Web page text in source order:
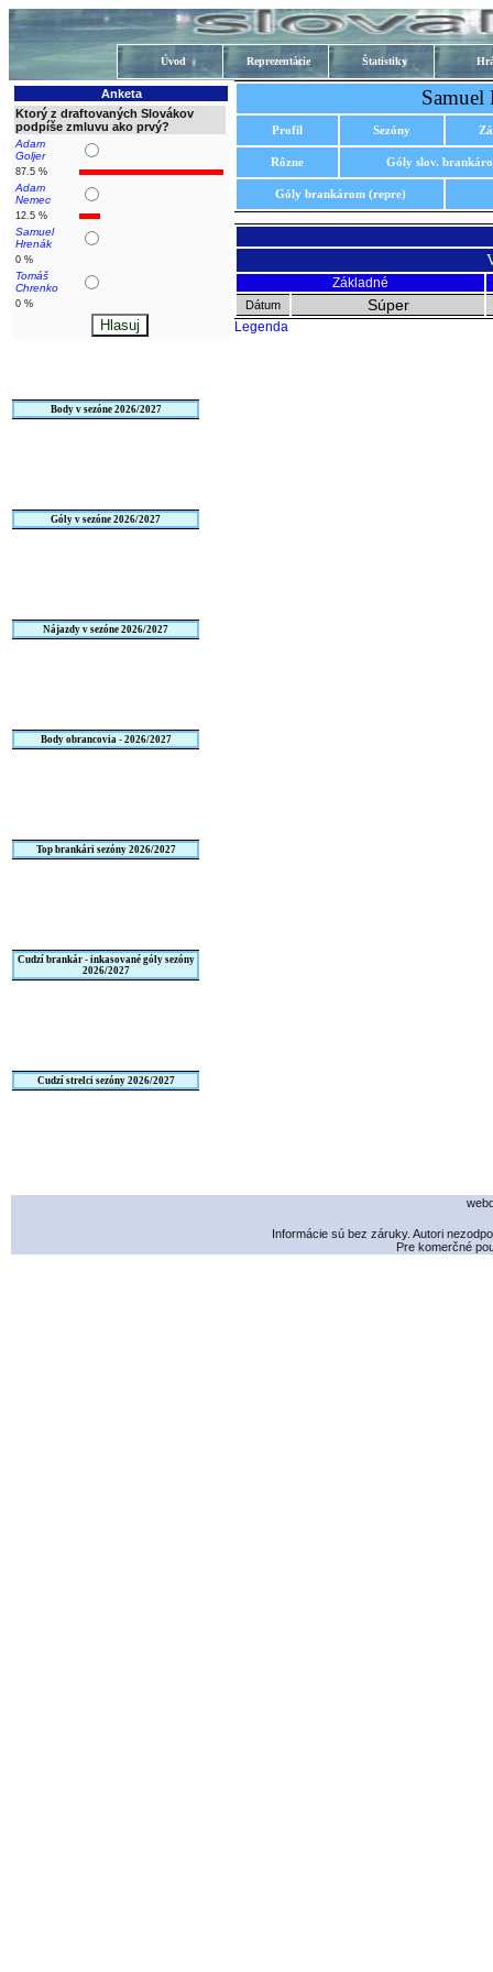
Úvod Reprezentácie Štatistiky
Anketa
Ktorý z draftovaných Slovákov
podpíše zmluvu ako prvý?
Adam
Goljer
87.5 %
Adam
Nemec
12.5 %
Samuel
Hrenák
0 %
Tomáš
Chrenko
0 %
Body v sezóne 2026/2027
Góly v sezóne 2026/2027
Nájazdy v sezóne 2026/2027
Body obrancovia - 2026/2027
Top brankári sezóny 2026/2027
Cudzí brankár - inkasované góly sezóny
2026/2027
Cudzí strelci sezóny 2026/2027
Profil Sezóny
Rôzne Góly slov.
Góly brankárom (repre)
Základné
Dátum Súper
Legenda
Informácie sú bez záruky. Autori
Pre komerčné